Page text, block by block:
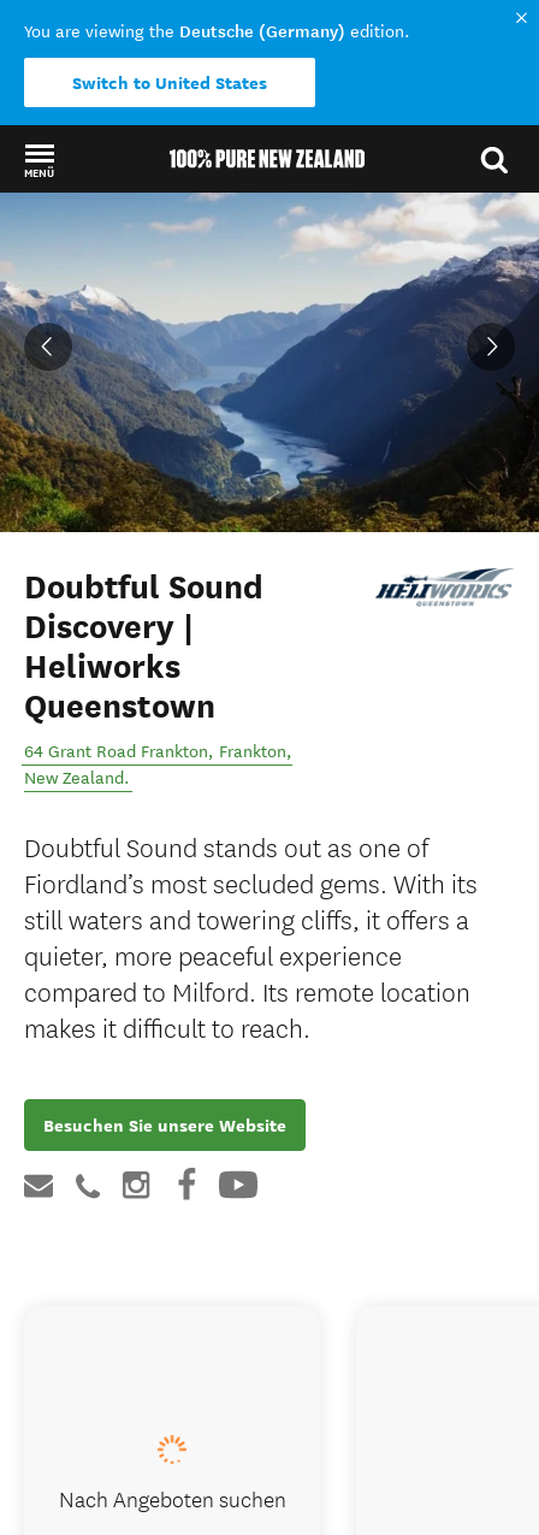
You are viewing the Deutsche (Germany) edition.
Switch to United States
MENÜ
Back to my results
Doubtful Sound
Discovery |
Heliworks
Queenstown
64 Grant Road Frankton, Frankton,
New Zealand.
Doubtful Sound stands out as one of
Fiordland’s most secluded gems. With its
still waters and towering cliffs, it offers a
quieter, more peaceful experience
compared to Milford. Its remote location
makes it difficult to reach.
Besuchen Sie unsere Website
Nach Angeboten suchen